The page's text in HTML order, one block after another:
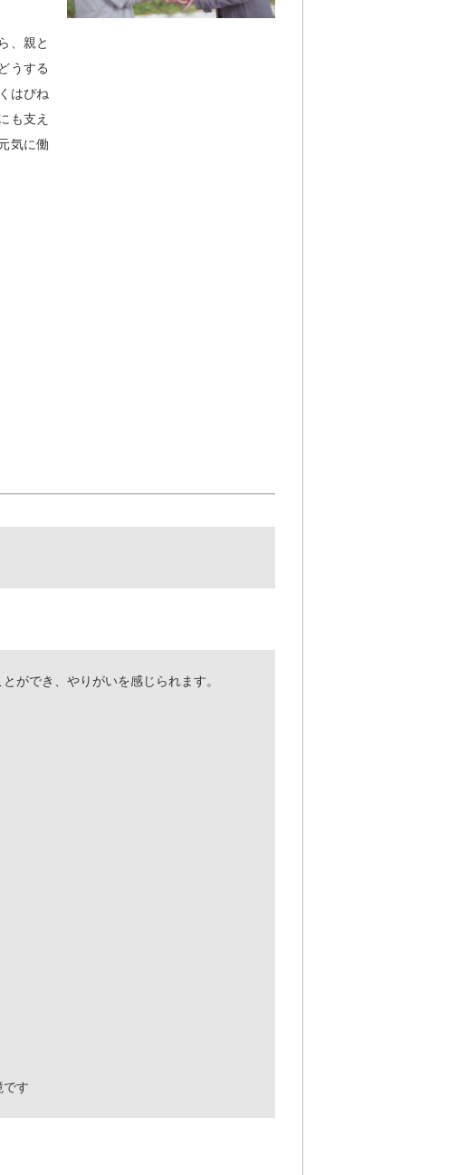
、親と
うする
はぴね
も支え
気に働
ができ、やりがいを感じられます。
です